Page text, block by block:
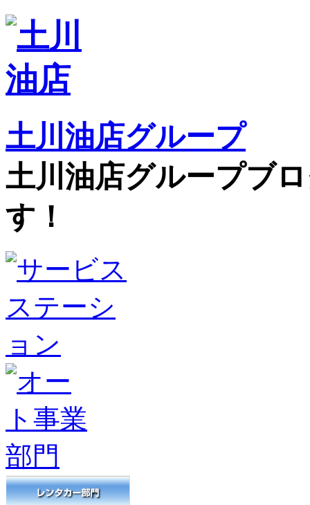
土川油店グループ
土川油店グループブ
す！